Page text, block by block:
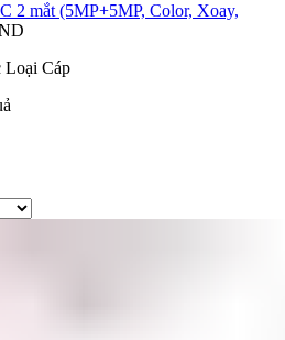
2 mắt (5MP+5MP, Color, Xoay,
Loại Cáp